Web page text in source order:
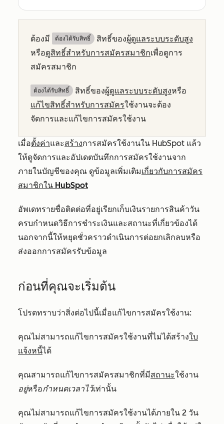
ต้องมี ต้องได้รับสิทธิ์​ สิทธิ์ของผู้ดูแลระบบระดับสูง
หรือดูสิทธิ์สำหรับการสมัครสมาชิกเพื่อดูการ
สมัครสมาชิก
ต้องได้รับสิทธิ์​ สิทธิ์ของผู้ดูแลระบบระดับสูงหรือ
แก้ไขสิทธิ์สำหรับการสมัครใช้งานจะต้อง
จัดการและแก้ไขการสมัครใช้งาน
เมื่อตั้งค่าและสร้างการสมัครใช้งานใน HubSpot แล้ว
ให้ดูจัดการและอัปเดตบันทึกการสมัครใช้งานจาก
ภายในบัญชีของคุณ ดูข้อมูลเพิ่มเติมเกี่ยวกับการสมัคร
สมาชิกใน HubSpot
อัพเดทรายชื่อติดต่อที่อยู่เรียกเก็บเงินรายการสินค้าวัน
ครบกำหนดวิธีการชำระเงินและสถานะที่เกี่ยวข้องได้
นอกจากนี้ให้หยุดชั่วคราวดำเนินการต่อยกเลิกลบหรือ
ส่งออกการสมัครรับข้อมูล
ก่อนที่คุณจะเริ่มต้น
โปรดทราบว่าสิ่งต่อไปนี้เมื่อแก้ไขการสมัครใช้งาน:
คุณไม่สามารถแก้ไขการสมัครใช้งานที่ไม่ได้สร้างใบ
แจ้งหนี้ได้
คุณสามารถแก้ไขการสมัครสมาชิกที่มีสถานะใช้งาน
อยู่หรือกำหนดเวลาไว้เท่านั้น
คุณไม่สามารถแก้ไขการสมัครใช้งานได้ภายใน 2 วัน